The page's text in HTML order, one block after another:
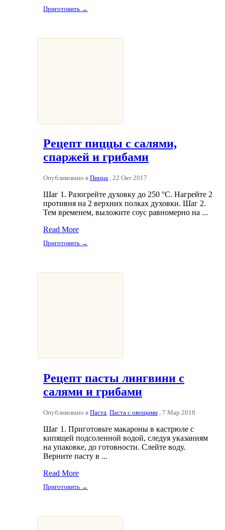
Приготовить →
Рецепт пиццы с салями,
спаржей и грибами
Опубликовано в Пицца , 22 Окт 2017
Шаг 1. Разогрейте духовку до 250 °С. Нагрейте 2
противня на 2 верхних полках духовки. Шаг 2.
Тем временем, выложите соус равномерно на ...
Read More
Приготовить →
Рецепт пасты лингвини с
салями и грибами
Опубликовано в Паста, Паста с овощами , 7 Мар 2018
Шаг 1. Приготовьте макароны в кастрюле с
кипящей подсоленной водой, следуя указаниям
на упаковке, до готовности. Слейте воду.
Верните пасту в ...
Read More
Приготовить →